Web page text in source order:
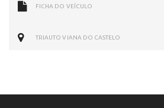
FICHA DO VEÍCULO
TRIAUTO VIANA DO CASTELO